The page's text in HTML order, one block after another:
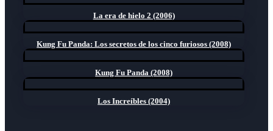
La era de hielo 2 (2006)
Kung Fu Panda: Los secretos de los cinco furiosos (2008)
Kung Fu Panda (2008)
Los Increíbles (2004)